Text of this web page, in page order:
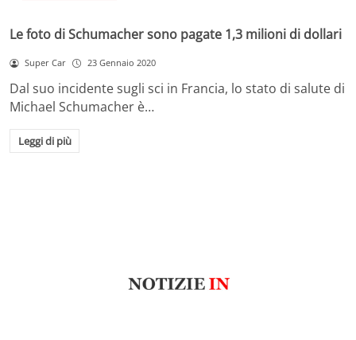
Le foto di Schumacher sono pagate 1,3 milioni di dollari
Super Car 23 Gennaio 2020
Dal suo incidente sugli sci in Francia, lo stato di salute di
Michael Schumacher è…
Leggi di più